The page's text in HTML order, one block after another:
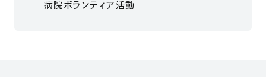
病院ボランティア活動